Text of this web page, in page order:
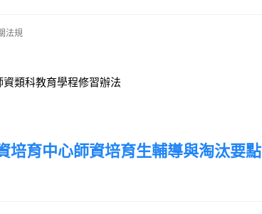
法規
類科教育學程修習辦法
培育中心師資培育生輔導與淘汰要點